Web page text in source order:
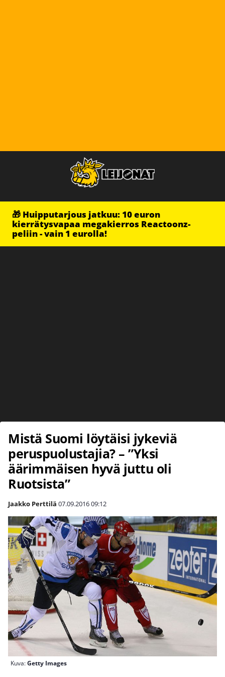
🎁 Huipputarjous jatkuu: 10 euron
kierrätysvapaa megakierros Reactoonz-
peliin - vain 1 eurolla!
Mistä Suomi löytäisi jykeviä
peruspuolustajia? – ”Yksi
äärimmäisen hyvä juttu oli
Ruotsista”
Jaakko Perttilä 07.09.201609:12
Kuva:Getty Images